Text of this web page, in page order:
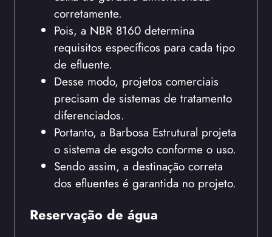
corretamente.
Pois, a NBR 8160 determina
requisitos específicos para cada tipo
de efluente.
Desse modo, projetos comerciais
precisam de sistemas de tratamento
diferenciados.
Portanto, a Barbosa Estrutural projeta
o sistema de esgoto conforme o uso.
Sendo assim, a destinação correta
dos efluentes é garantida no projeto.
Reservação de água